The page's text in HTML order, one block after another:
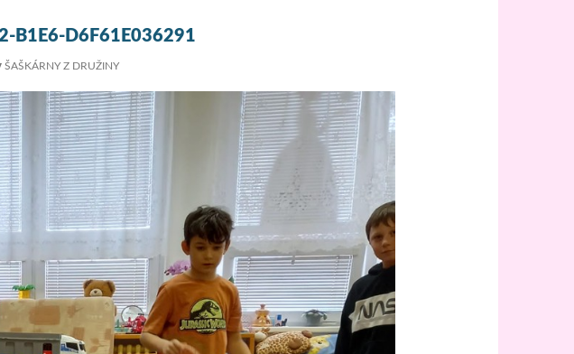
B1E6-D6F61E036291
ŠAŠKÁRNY Z DRUŽINY